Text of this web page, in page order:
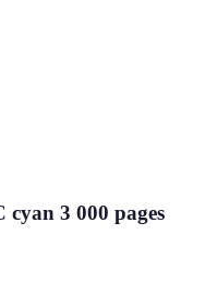
3 000 pages